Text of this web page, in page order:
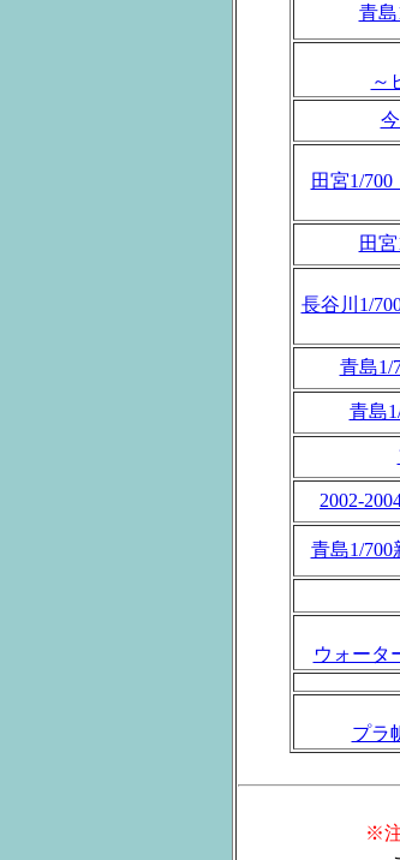
青
～
田宮1/
田
長谷川1/
青島1/
青島
2002-
青島1/
ウォータ
プラ
※